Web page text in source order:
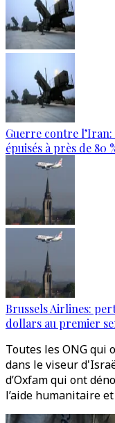
Guerre contre
épuisés à près de 80
Brussels Airlines:
dollars au premier
Toutes les ONG qui
dans le viseur
d’Oxfam qui ont
l’aide humanitaire